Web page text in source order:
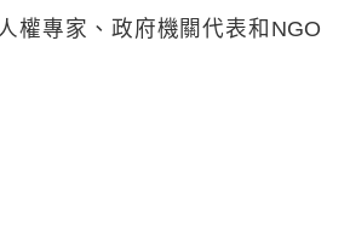
權專家、政府機關代表和NGO